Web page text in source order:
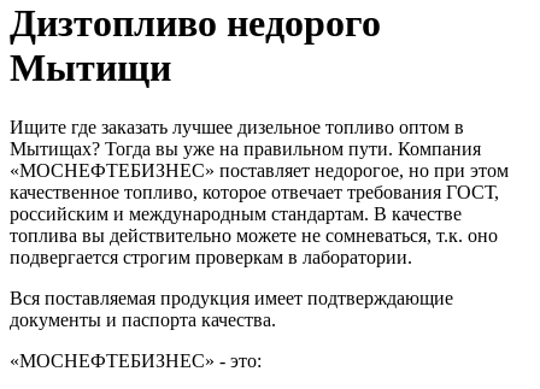
Дизтопливо недорого
Мытищи
Ищите где заказать лучшее дизельное топливо оптом в
Мытищах? Тогда вы уже на правильном пути. Компания
«МОСНЕФТЕБИЗНЕС» поставляет недорогое, но при этом
качественное топливо, которое отвечает требования ГОСТ,
российским и международным стандартам. В качестве
топлива вы действительно можете не сомневаться, т.к. оно
подвергается строгим проверкам в лаборатории.
Вся поставляемая продукция имеет подтверждающие
документы и паспорта качества.
«МОСНЕФТЕБИЗНЕС» - это: